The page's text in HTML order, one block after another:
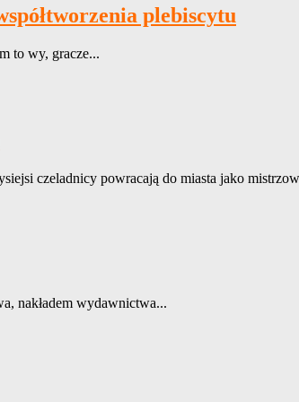
plebiscytu
to wy, gracze...
czeladnicy powracają do miasta jako
nakładem wydawnictwa...